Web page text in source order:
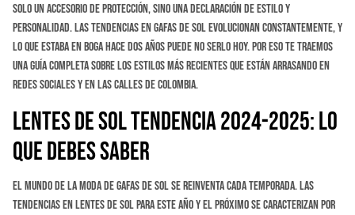
solo un accesorio de protección, sino una declaración de estilo y
personalidad. Las tendencias en gafas de sol evolucionan constantemente, y
lo que estaba en boga hace dos años puede no serlo hoy. Por eso te traemos
una guía completa sobre los estilos más recientes que están arrasando en
redes sociales y en las calles de Colombia.
Lentes de Sol Tendencia 2024-2025: Lo
que Debes Saber
El mundo de la moda de gafas de sol se reinventa cada temporada. Las
tendencias en lentes de sol para este año y el próximo se caracterizan por